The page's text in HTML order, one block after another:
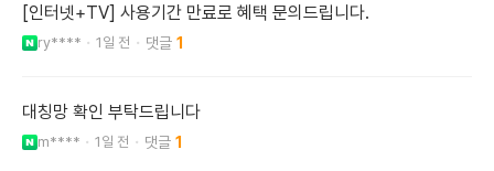
[인터넷+TV] 사용기간 만료로 혜택 문의드립니다.
ry**** 1일 전 1
대칭망 확인 부탁드립니다
m**** 1일 전 1